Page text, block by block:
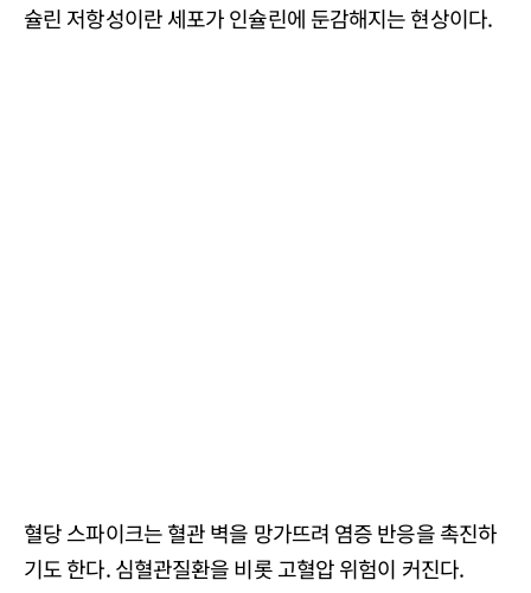
슐린 저항성이란 세포가 인슐린에 둔감해지는 현상이다.
혈당 스파이크는 혈관 벽을 망가뜨려 염증 반응을 촉진하
기도 한다. 심혈관질환을 비롯 고혈압 위험이 커진다.